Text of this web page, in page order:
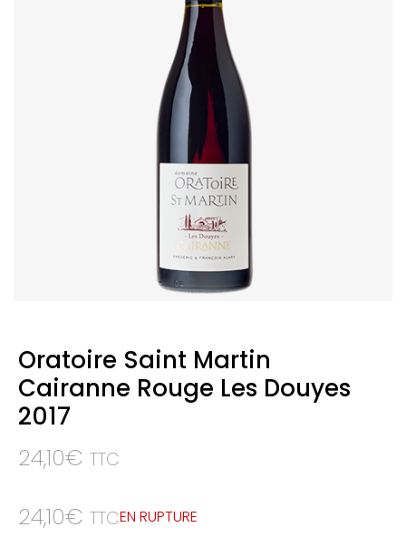
Oratoire Saint Martin
Cairanne Rouge Les Douyes
2017
24,10€ TTC
24,10€ TTCEN RUPTURE